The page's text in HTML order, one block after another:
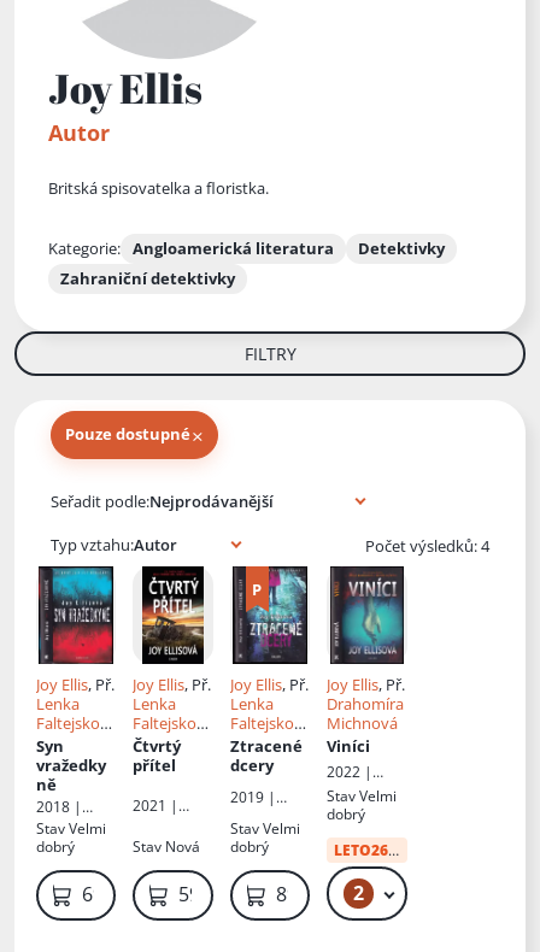
Joy Ellis
Autor
Britská spisovatelka a floristka.
Kategorie: Angloamerická literatura
Detektivky
Zahraniční detektivky
FILTRY
Pouze dostupné×
Seřadit podle:
Typ vztahu:
Počet výsledků: 4
Joy Ellis, Př.
Lenka
Faltejskov
á
Syn
vražedky
ně
2018 |
Knižní klub
StavVelmi
dobrý
69 Kč
Joy Ellis, Př.
Lenka
Faltejskov
á
Čtvrtý
přítel
2021 |
Group,
Stav Nová
59 Kč
Joy Ellis, Př.
Lenka
Faltejskov
á
Ztracené
dcery
2019 |
Group
StavVelmi
dobrý
89 Kč
Joy Ellis, Př.
Drahomíra
Michnová
Viníci
2022 |
Euromedia
Group,
Kalibr
StavVelmi
dobrý
LETO26od:
2 69 Kč